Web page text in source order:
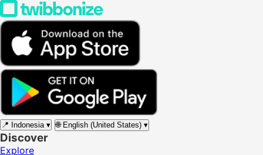
📍 Indonesia ▾ 🌐 English (United States) ▾
Discover
Explore